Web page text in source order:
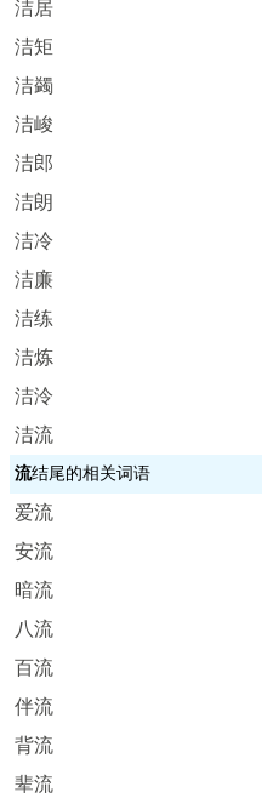
洁居
洁矩
洁蠲
洁峻
洁郎
洁朗
洁冷
洁廉
洁练
洁炼
洁泠
洁流
流结尾的相关词语
爱流
安流
暗流
八流
百流
伴流
背流
辈流